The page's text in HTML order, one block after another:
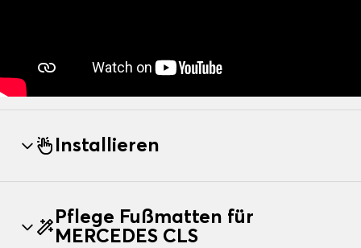
Installieren
Pflege Fußmatten für
MERCEDES CLS